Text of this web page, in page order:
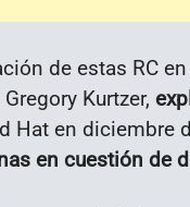
de estas RC
Kurtzer,
Hat en diciembre
en cuestión de